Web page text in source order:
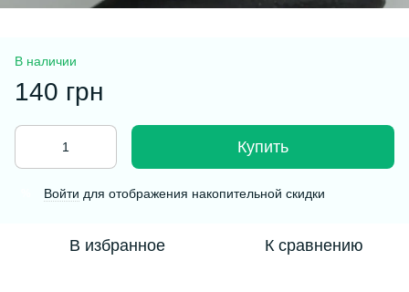
В наличии
140 грн
Купить
Войти для отображения накопительной скидки
В избранное К сравнению